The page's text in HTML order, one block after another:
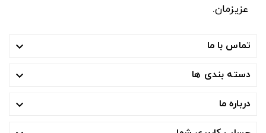
عزیزمان.
تماس با ما 
دسته بندی ها 
درباره ما 